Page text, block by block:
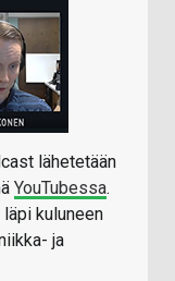
lähetetään
YouTubessa.
kuluneen
ja